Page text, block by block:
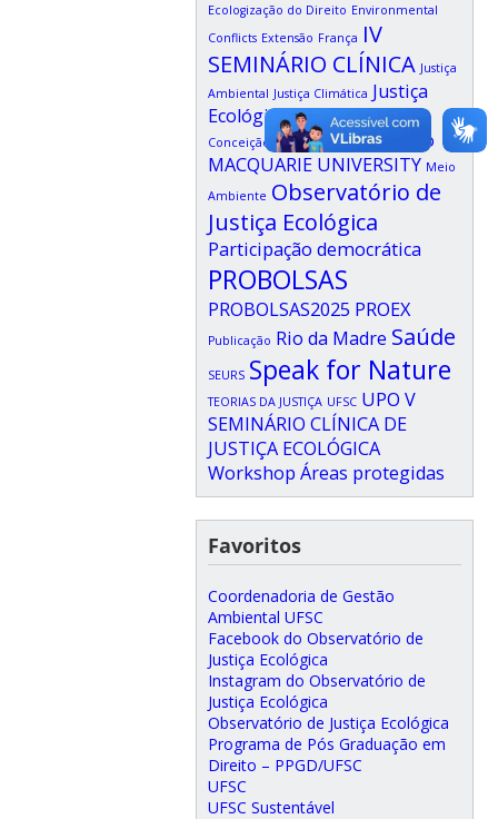
Ecologização do Direito Environmental
Conflicts Extensão França IV
SEMINÁRIO CLÍNICA Justiça
Ambiental Justiça Climática Justiça
Ecológica Justiça Federal Lagoa da
Conceição
Litigância Climática
Livro
MACQUARIE UNIVERSITY Meio
Ambiente Observatório de
Justiça Ecológica
Participação democrática
PROBOLSAS
PROBOLSAS2025 PROEX
Publicação Rio da Madre Saúde
SEURS Speak for Nature
TEORIAS DA JUSTIÇA UFSC UPO V
SEMINÁRIO CLÍNICA DE
JUSTIÇA ECOLÓGICA
Workshop Áreas protegidas
Favoritos
Coordenadoria de Gestão
Ambiental UFSC
Facebook do Observatório de
Justiça Ecológica
Instagram do Observatório de
Justiça Ecológica
Observatório de Justiça Ecológica
Programa de Pós Graduação em
Direito – PPGD/UFSC
UFSC
UFSC Sustentável